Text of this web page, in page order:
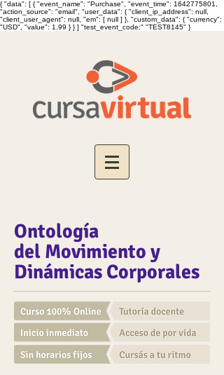
{ "data": [ { "event_name": "Purchase", "event_time": 1642775801,
"action_source": "email", "user_data": { "client_ip_address": null,
"client_user_agent": null, "em": [ null ] }, "custom_data": { "currency":
"USD", "value": 1.99 } } ] "test_event_code:" "TEST8145" }
Ontología
del Movimiento y
Dinámicas Corporales